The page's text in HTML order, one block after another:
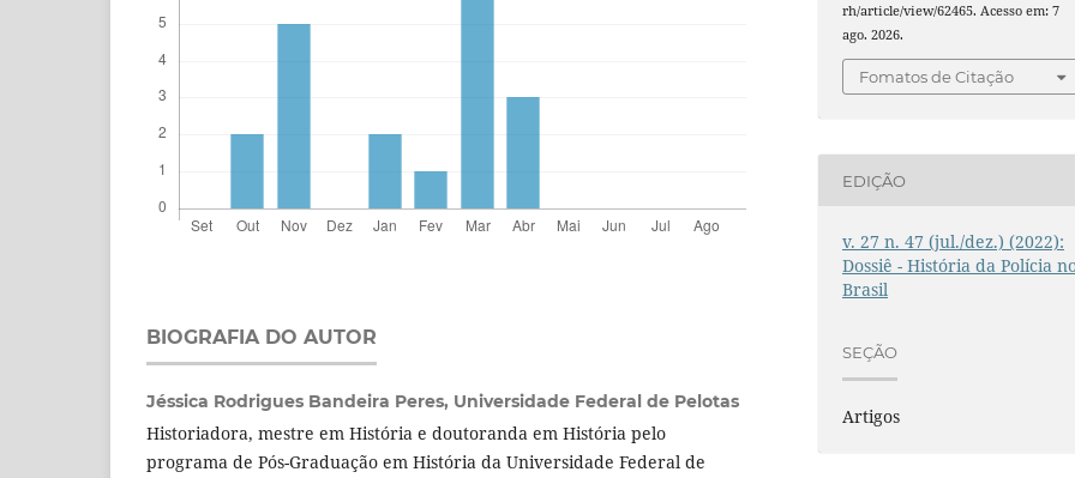
BIOGRAFIA DO AUTOR
Jéssica Rodrigues Bandeira Peres, Universidade Federal de Pelotas
Historiadora, mestre em História e doutoranda em História pelo
programa de Pós-Graduação em História da Universidade Federal de
rh/article/view/62465. Acesso em: 7
ago. 2026.
Fomatos de Citação
EDIÇÃO
v. 27 n. 47 (jul./dez.) (2022):
Dossiê - História da Polícia
Brasil
SEÇÃO
Artigos